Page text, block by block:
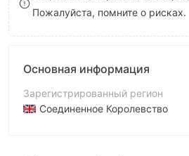
9Пожалуйста, помните о рисках.
Основная информация
Зарегистрированный регион
Соединенное Королевство